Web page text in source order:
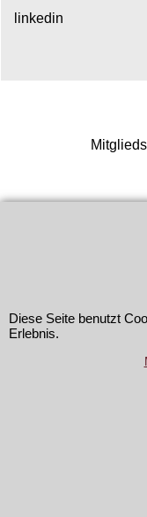
linkedin
Link
Diese Seite benutzt
Erlebnis.